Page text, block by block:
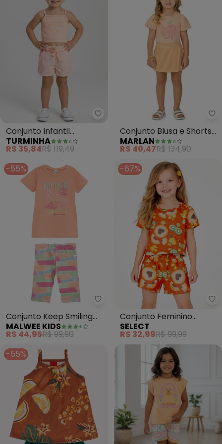
Turminha - Conjunto Infantil
Conjunto Infantil
(Laranja)
TURMINHA
R$ 35,84R$ 119,49
Conjunto Blusa e Shorts
em Newtech (Laranja)
MARLAN
R$ 40,47R$ 134,90
-55%
Malwee Kids - Conjunto Keep
Conjunto Keep Smiling
com Glitter (Coral)
MALWEE KIDS
R$ 44,95R$ 99,90
-67%
Conjunto Feminino
Infantil Blusa e Short
(Laranja)
SELECT
R$ 32,99R$ 99,99
-55%